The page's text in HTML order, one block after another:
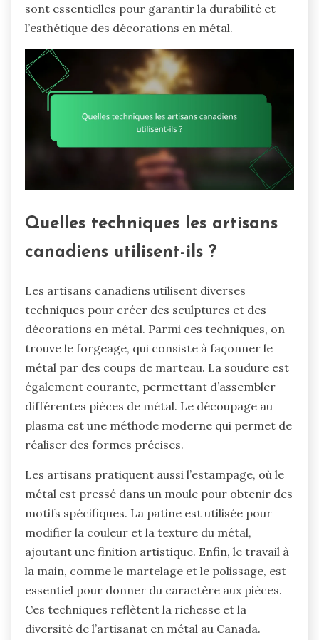
sont essentielles pour garantir la durabilité et
l’esthétique des décorations en métal.
Quelles techniques les artisans
canadiens utilisent-ils ?
Les artisans canadiens utilisent diverses
techniques pour créer des sculptures et des
décorations en métal. Parmi ces techniques, on
trouve le forgeage, qui consiste à façonner le
métal par des coups de marteau. La soudure est
également courante, permettant d’assembler
différentes pièces de métal. Le découpage au
plasma est une méthode moderne qui permet de
réaliser des formes précises.
Les artisans pratiquent aussi l’estampage, où le
métal est pressé dans un moule pour obtenir des
motifs spécifiques. La patine est utilisée pour
modifier la couleur et la texture du métal,
ajoutant une finition artistique. Enfin, le travail à
la main, comme le martelage et le polissage, est
essentiel pour donner du caractère aux pièces.
Ces techniques reflètent la richesse et la
diversité de l’artisanat en métal au Canada.